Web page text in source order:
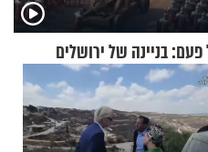
בניינה של ירושלים